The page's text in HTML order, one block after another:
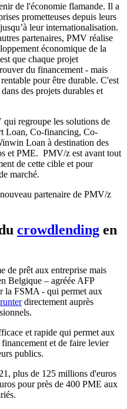
de l'économie flamande. Il a
prometteuses depuis leurs
leur internationalisation.
partenaires, PMV réalise
économique de la
que chaque projet
du financement - mais
pour être durable. C'est
des projets durables et
regroupe les solutions de
Loan, Co-financing, Co-
Loan à destination des
et PME. PMV/z est avant tout
de cette cible et pour
marché.
partenaire de PMV/z
crowdlending en
de prêt aux entreprise mais
Belgique – agréée AFP
la FSMA - qui permet aux
directement auprès
et rapide qui permet aux
et de faire levier
publics.
plus de 125 millions d'euros
pour près de 400 PME aux